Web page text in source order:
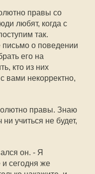
правы со
любят, когда с
так.
о поведении
его на
кто из них
вами некорректно,
правы. Знаю
учиться не будет,
он. - Я
сегодня же